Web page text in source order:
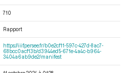
710
Rapport
https://iiif.persee.fr/b0e2cf11-597c-427d-8ac7-
68bcc0acf13b/d3944ed5-671e-4a4c-b964-
3404a6ab9de2/manifest